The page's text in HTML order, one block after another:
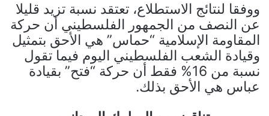
ووفقا لنتائج الاستطلاع، تعتقد نسبة تزيد قليلا
عن النصف من الجمهور الفلسطيني أن حركة
المقاومة الإسلامية “حماس” هي الأحق بتمثيل
وقيادة الشعب الفلسطيني اليوم فيما تقول
نسبة من 16% فقط أن حركة “فتح” بقيادة
عباس هي الأحق بذلك.